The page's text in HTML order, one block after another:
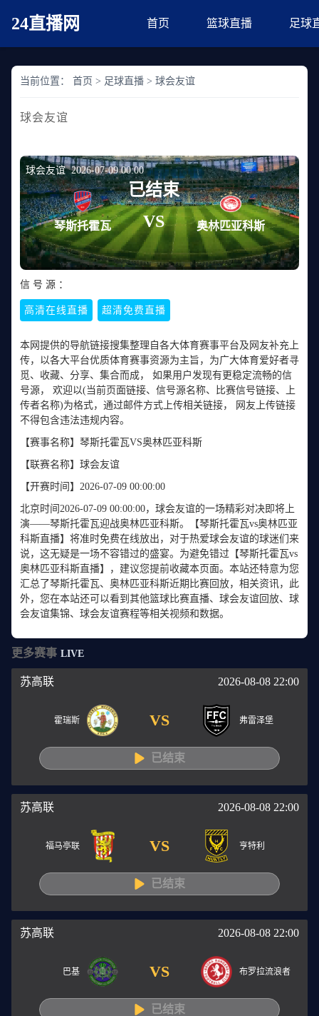
24直播网 首页 篮球直播 足球
当前位置： 首页 > 足球直播 > 球会友谊
球会友谊
球会友谊 2026-07-09 00:00
琴斯托霍瓦
已结束
VS
奥林匹亚科斯
信 号 源 ：
高清在线直播 超清免费直播
本网提供的导航链接搜集整理自各大体育赛事平台及网友补充上
传，以各大平台优质体育赛事资源为主旨，为广大体育爱好者寻
觅、收藏、分享、集合而成， 如果用户发现有更稳定流畅的信
号源， 欢迎以(当前页面链接、信号源名称、比赛信号链接、上
传者名称)为格式，通过邮件方式上传相关链接， 网友上传链接
不得包含违法违规内容。
【赛事名称】 琴斯托霍瓦VS奥林匹亚科斯
【联赛名称】 球会友谊
【开赛时间】 2026-07-09 00:00:00
北京时间2026-07-09 00:00:00，球会友谊的一场精彩对决即将上
演——琴斯托霍瓦迎战奥林匹亚科斯。【琴斯托霍瓦vs奥林匹亚
科斯直播】将准时免费在线放出，对于热爱球会友谊的球迷们来
说，这无疑是一场不容错过的盛宴。为避免错过【琴斯托霍瓦vs
奥林匹亚科斯直播】，建议您提前收藏本页面。本站还特意为您
汇总了琴斯托霍瓦、奥林匹亚科斯近期比赛回放，相关资讯，此
外，您在本站还可以看到其他篮球比赛直播、球会友谊回放、球
会友谊集锦、球会友谊赛程等相关视频和数据。
更多赛事 LIVE
苏高联 2026-08-08 22:00
霍瑞斯 VS 弗雷泽堡
已结束
苏高联 2026-08-08 22:00
福马亭联 VS 亨特利
已结束
苏高联 2026-08-08 22:00
巴基 VS 布罗拉流浪者
已结束